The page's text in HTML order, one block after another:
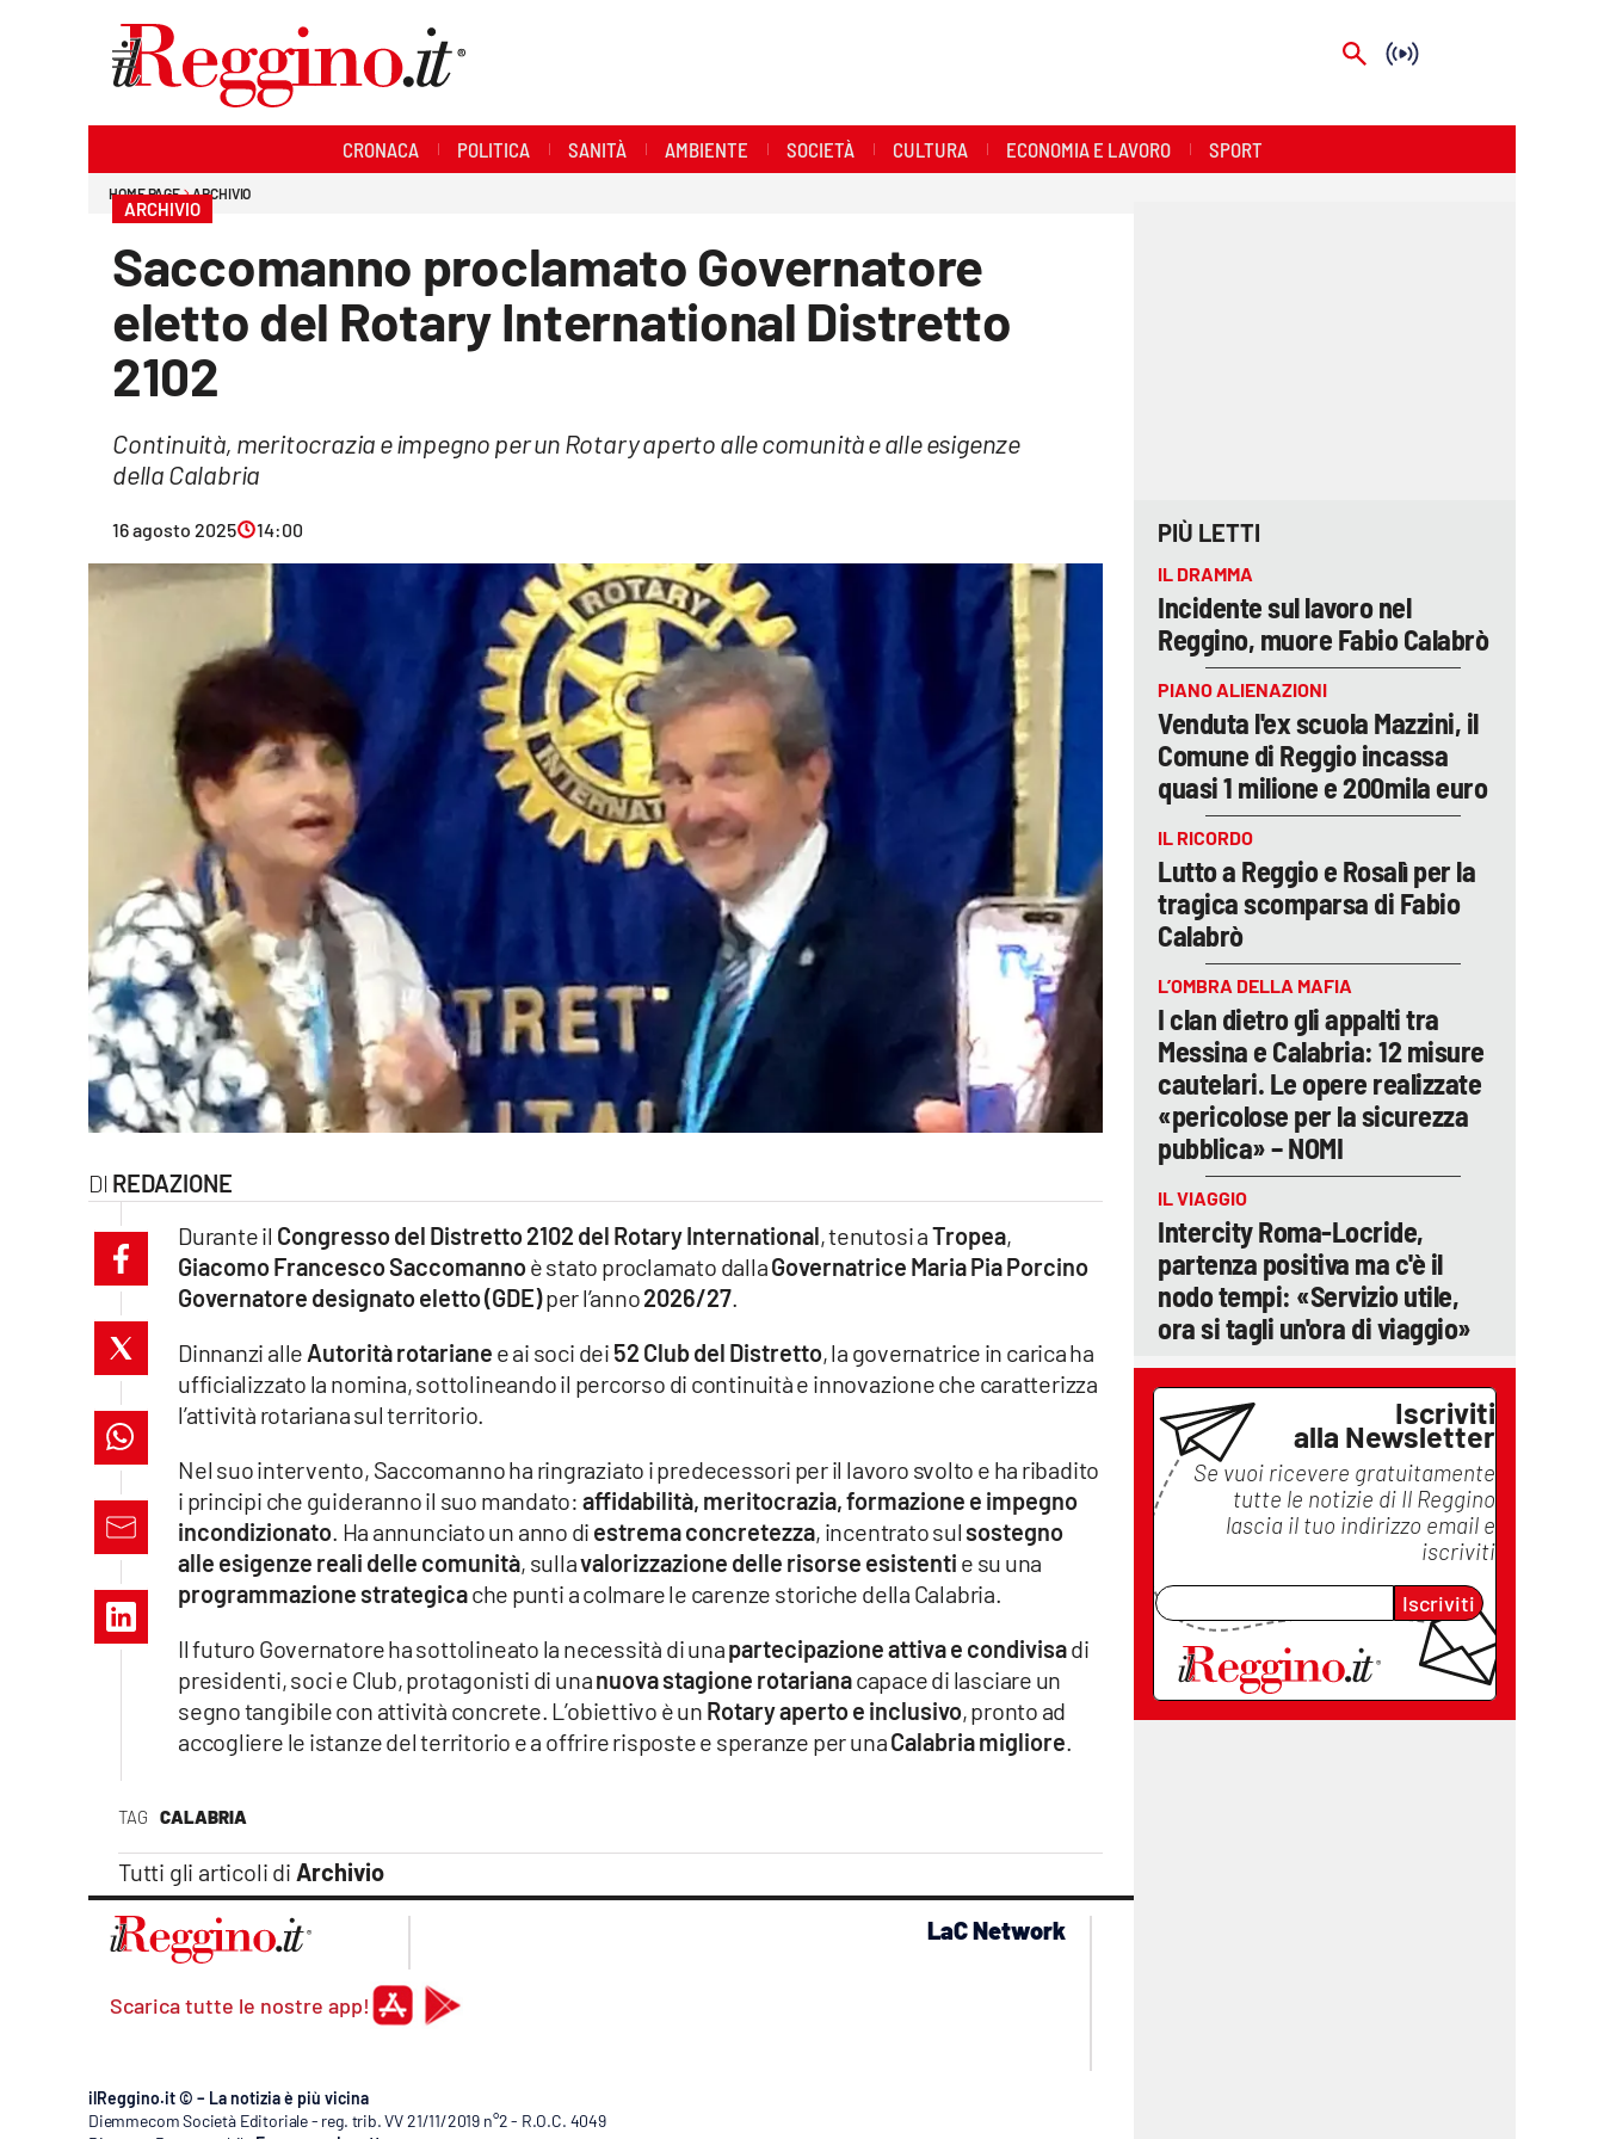
ilvibonese.it
catanzarochannel.it
lacapitalenews.it
Vai
CRONACA POLITICA SANITÀ AMBIENTE SOCIETÀ CULTURA ECONOMIA E LAVORO SPORT
HOME PAGE ARCHIVIO
ARCHIVIO
Saccomanno proclamato Governatore
eletto del Rotary International Distretto
2102
Continuità, meritocrazia e impegno per un Rotary aperto alle comunità e alle esigenze
della Calabria
16 agosto 2025 14:00
REDAZIONE
TAG CALABRIA
Tutti gli articoli di Archivio
Durante il Congresso del Distretto 2102 del Rotary International, tenutosi aTropea,
Giacomo Francesco Saccomannoè stato proclamato dallaGovernatrice Maria Pia Porcino
Governatore designato eletto (GDE)per l’anno2026/27.
Dinnanzi alle Autorità rotariane e ai soci dei 52 Club del Distretto, la governatrice in carica ha
ufficializzato la nomina, sottolineando il percorso di continuità e innovazione che caratterizza
l’attività rotariana sul territorio.
Nel suo intervento, Saccomanno ha ringraziato i predecessori per il lavoro svolto e ha ribadito
i principi che guideranno il suo mandato: affidabilità, meritocrazia, formazione e impegno
incondizionato. Ha annunciato un anno di estrema concretezza, incentrato sul sostegno
alle esigenze reali delle comunità, sullavalorizzazione delle risorse esistenti e su una
programmazione strategicache punti a colmare le carenze storiche della Calabria.
Il futuro Governatore ha sottolineato la necessità di unapartecipazione attiva e condivisadi
presidenti, soci e Club, protagonisti di unanuova stagione rotarianacapace di lasciare un
segno tangibile con attività concrete. L’obiettivo è un Rotary aperto e inclusivo, pronto ad
accogliere le istanze del territorio e a offrire risposte e speranze per unaCalabria migliore.
PIÙ LETTI
IL DRAMMA
Incidente sul lavoro nel
Reggino, muore Fabio Calabrò
PIANO ALIENAZIONI
Venduta l'ex scuola Mazzini, il
Comune di Reggio incassa
quasi 1 milione e 200mila euro
IL RICORDO
Lutto a Reggio e Rosalì per la
tragica scomparsa di Fabio
Calabrò
L’OMBRA DELLA MAFIA
I clan dietro gli appalti tra
Messina e Calabria: 12 misure
cautelari. Le opere realizzate
«pericolose per la sicurezza
pubblica» – NOMI
IL VIAGGIO
Intercity Roma-Locride,
partenza positiva ma c'è il
nodo tempi: «Servizio utile,
ora si tagli un'ora di viaggio»
Iscriviti
alla Newsletter
Se vuoi ricevere gratuitamente
tutte le notizie di Il Reggino
lascia il tuo indirizzo email e
iscriviti
Iscriviti
Scarica tutte le nostre app!
LaC Network
ilReggino.it © – La notizia è più vicina
Diemmecom Società Editoriale - reg. trib. VV 21/11/2019 n°2 - R.O.C. 4049